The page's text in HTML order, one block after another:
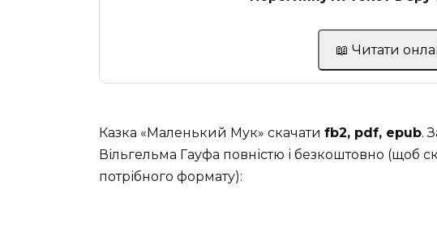
📖 Читати
Казка «Маленький Мук» скачати fb2, pdf, epub.
Вільгельма Гауфа повністю і безкоштовно (щоб
потрібного формату):